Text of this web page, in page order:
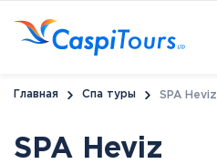
Главная Спа туры SPA Heviz
SPA Heviz